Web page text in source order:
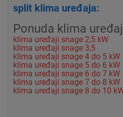
split klima uređaja:
Ponuda klima
klima uređaji snage 2,5 kW
klima uređaji snage 3,5
klima uređaji snage 4 do 5 kW
klima uređaji snage 5 do 6 kW
klima uređaji snage 6 do 7 kW
klima uređaji snage 7 do 8 kW
klima uređaji snage 8 do 10